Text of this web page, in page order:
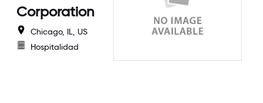
Corporation
Chicago, IL, US
Hospitalidad